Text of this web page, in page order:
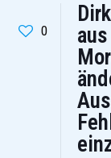
0